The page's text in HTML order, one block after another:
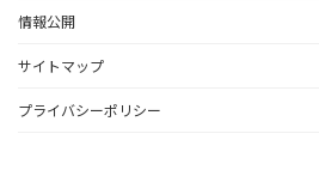
情報公開
サイトマップ
プライバシーポリシー